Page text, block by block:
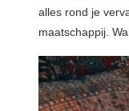
alles rond je
maatschappij.